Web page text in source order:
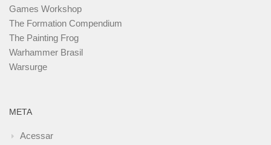
Games Workshop
The Formation Compendium
The Painting Frog
Warhammer Brasil
Warsurge
META
Acessar